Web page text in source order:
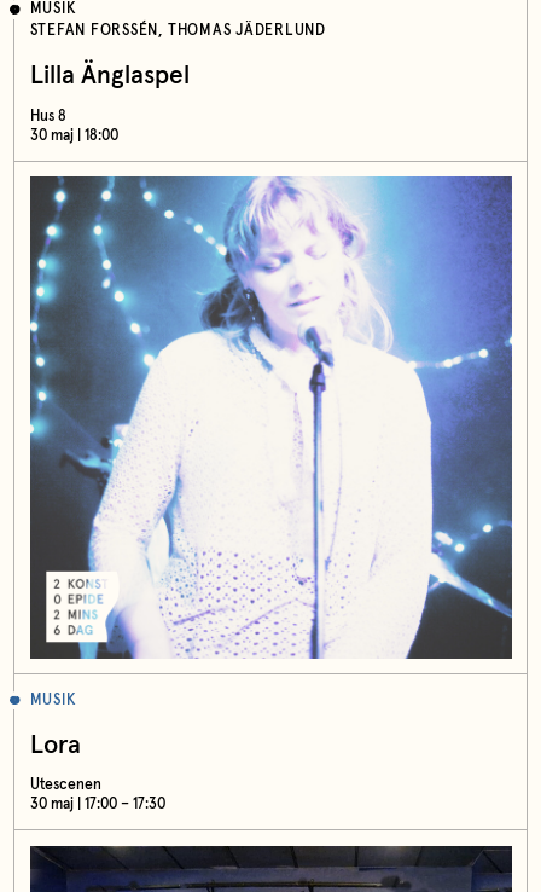
MUSIK
STEFAN FORSSÉN, THOMAS JÄDERLUND
Lilla Änglaspel
Hus 8
30 maj | 18:00
MUSIK
Lora
Utescenen
30 maj | 17:00 – 17:30